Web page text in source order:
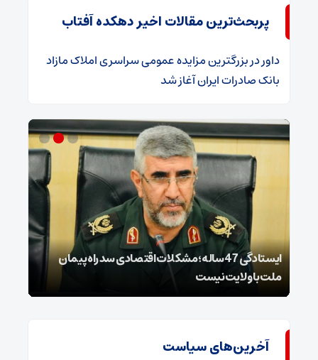
پربحث‌ترین مقالات اخیر دهکده آفتاب
داوردر​بزرگترین مزایده عمومی سراسری املاک مازاد
بانک صادرات ایران آغاز شد
ایستادگی 47 ساله؛ مشکلات اقتصادی سد راه پیمان
ملت با ولایت نیست
آخرین‌های سیاست